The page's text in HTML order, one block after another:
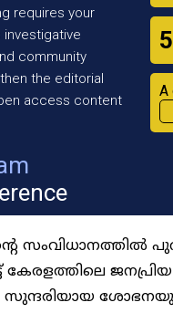
requires your
community
the editorial
access content
A
സംവിധാനത്തിൽ